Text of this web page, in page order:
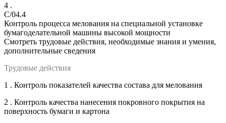
4 .
C/04.4
Контроль процесса мелования на специальной установке
бумагоделательной машины высокой мощности
Смотреть трудовые действия, необходимые знания и умения,
дополнительные сведения
Трудовые действия
1 . Контроль показателей качества состава для мелования
2 . Контроль качества нанесения покровного покрытия на
поверхность бумаги и картона